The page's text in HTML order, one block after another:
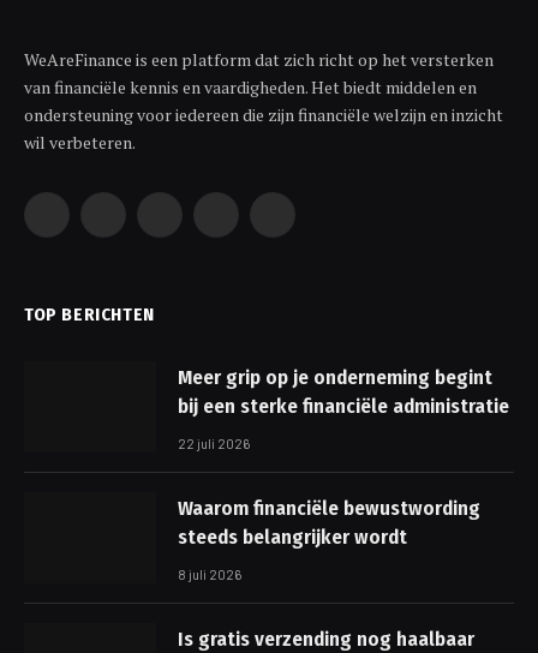
WeAreFinance is een platform dat zich richt op het versterken
van financiële kennis en vaardigheden. Het biedt middelen en
ondersteuning voor iedereen die zijn financiële welzijn en inzicht
wil verbeteren.
Facebook InstagramPinterest YouTube
TOP BERICHTEN
Meer grip op je onderneming begint
bij een sterke financiële administratie
22 juli 2026
Waarom financiële bewustwording
steeds belangrijker wordt
8 juli 2026
Is gratis verzending nog haalbaar